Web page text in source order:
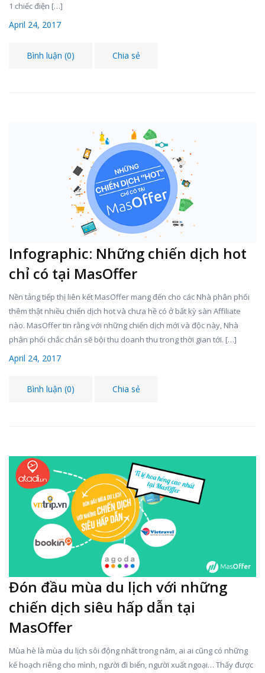
1 chiếc điện […]
April 24, 2017
Bình luận (0) Chia sẻ
Infographic: Những chiến dịch hot
chỉ có tại MasOffer
Nền tảng tiếp thị liên kết MasOffer mang đến cho các Nhà phân phối
thêm thật nhiều chiến dịch hot và chưa hề có ở bất kỳ sàn Affiliate
nào. MasOffer tin rằng với những chiến dịch mới và độc này, Nhà
phân phối chắc chắn sẽ bội thu doanh thu trong thời gian tới. […]
April 24, 2017
Bình luận (0) Chia sẻ
Đón đầu mùa du lịch với những
chiến dịch siêu hấp dẫn tại
MasOffer
Mùa hè là mùa du lịch sôi động nhất trong năm, ai ai cũng có những
kế hoạch riêng cho mình, người đi biển, người xuất ngoại… Thấy được